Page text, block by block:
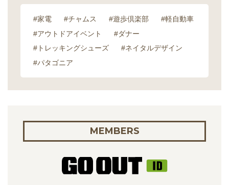
#家電 #チャムス #遊歩倶楽部
#軽自動車
#アウトドアイベント
#ダナー
#トレッキングシューズ
#ネイタルデザイン
#パタゴニア
MEMBERS